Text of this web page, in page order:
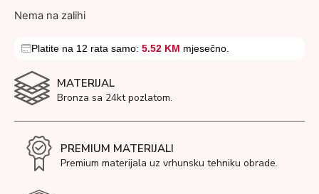
Nema na zalihi
Platite na 12 rata samo: 5.52 KM mjesečno.
MATERIJAL
Bronza sa 24kt pozlatom.
PREMIUM MATERIJALI
Premium materijala uz vrhunsku tehniku obrade.